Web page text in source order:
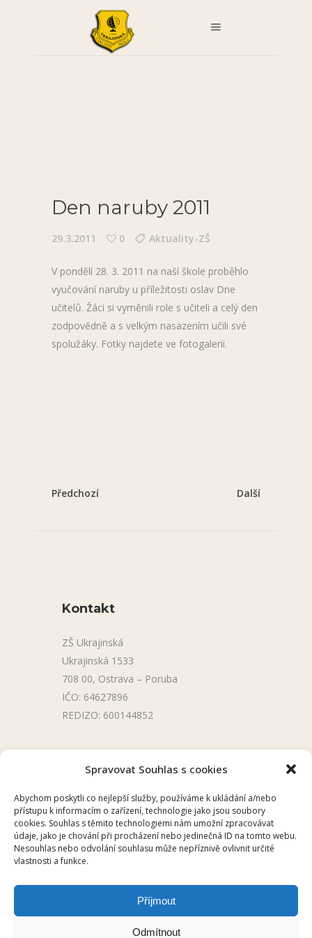
Spravovat Souhlas s cookies
Abychom poskytli co nejlepší služby, používáme k ukládání a/nebo
přístupu k informacím o zařízení, technologie jako jsou soubory
cookies. Souhlas s těmito technologiemi nám umožní zpracovávat
údaje, jako je chování při procházení nebo jedinečná ID na tomto webu.
Nesouhlas nebo odvolání souhlasu může nepříznivě ovlivnit určité
vlastnosti a funkce.
Příjmout
Odmítnout
Den naruby 2011
29.3.2011 0 Aktuality-ZŠ
V pondělí 28. 3. 2011 na naší škole proběhlo
vyučování naruby u příležitosti oslav Dne
učitelů. Žáci si vyměnili role s učiteli a celý den
zodpovědně a s velkým nasazením učili své
spolužáky. Fotky najdete ve fotogalerii.
Předchozí Další
Kontakt
ZŠ Ukrajinská
Ukrajinská 1533
708 00, Ostrava – Poruba
IČO: 64627896
REDIZO: 600144852
Úřední deska
Školní aplikace
2025 © ZŠ UKRAJINSKÁ, OSTRAVA –